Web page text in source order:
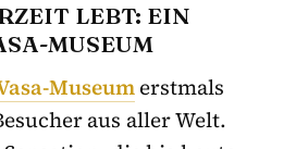
LEBT: EIN
MUSEUM
Museumerstmals
aus aller Welt.